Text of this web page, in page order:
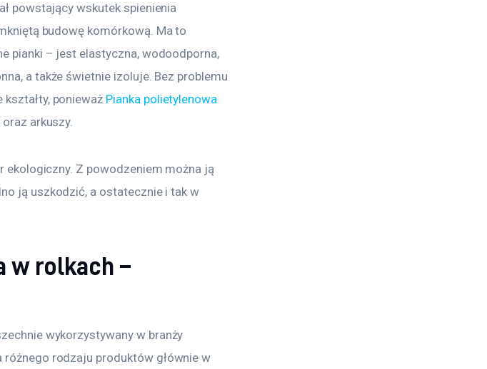
powstający wskutek spienienia
budowę komórkową. Ma to
pianki – jest elastyczna, wodoodporna,
a także świetnie izoluje. Bez problemu
ponieważ Pianka polietylenowa
arkuszy.
ekologiczny. Z powodzeniem można ją
ją uszkodzić, a ostatecznie i tak w
w rolkach –
wykorzystywany w branży
różnego rodzaju produktów głównie w